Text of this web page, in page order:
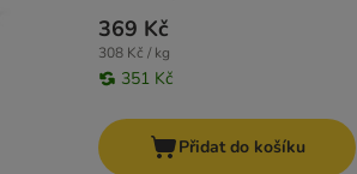
369 Kč
308 Kč / kg
351 Kč
Přidat do košíku